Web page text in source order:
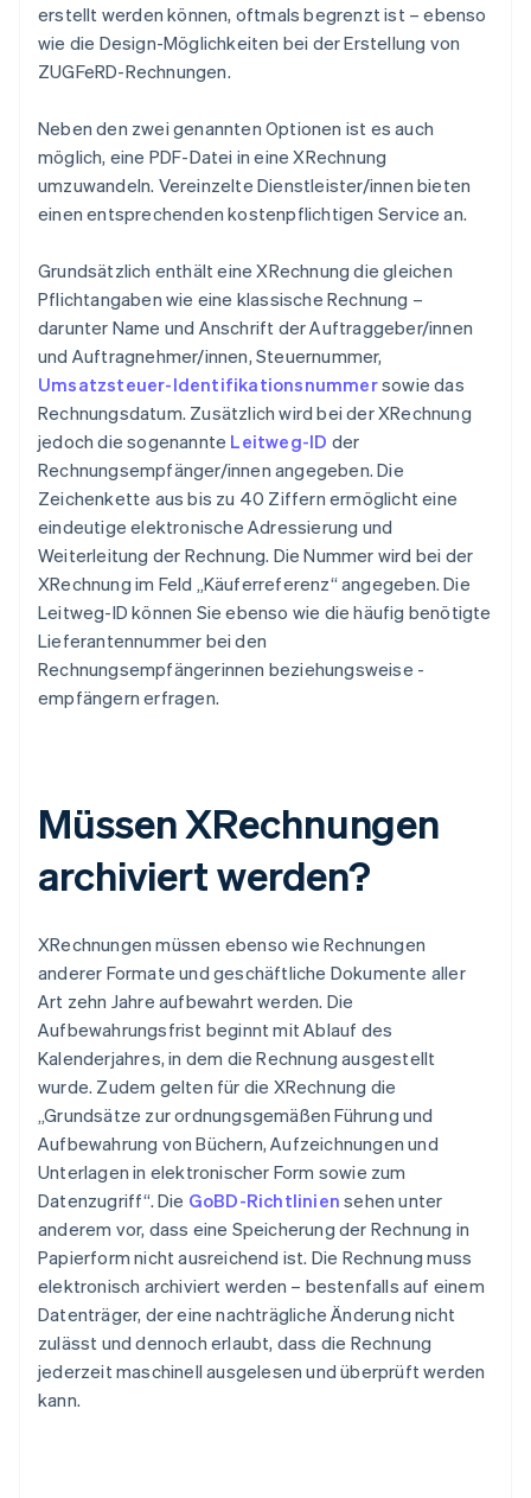
erstellt werden können, oftmals begrenzt ist – ebenso
wie die Design-Möglichkeiten bei der Erstellung von
ZUGFeRD-Rechnungen.
Neben den zwei genannten Optionen ist es auch
möglich, eine PDF-Datei in eine XRechnung
umzuwandeln. Vereinzelte Dienstleister/innen bieten
einen entsprechenden kostenpflichtigen Service an.
Grundsätzlich enthält eine XRechnung die gleichen
Pflichtangaben wie eine klassische Rechnung –
darunter Name und Anschrift der Auftraggeber/innen
und Auftragnehmer/innen, Steuernummer,
Umsatzsteuer-Identifikationsnummersowie das
Rechnungsdatum. Zusätzlich wird bei der XRechnung
jedoch die sogenannte Leitweg-ID der
Rechnungsempfänger/innen angegeben. Die
Zeichenkette aus bis zu 40 Ziffern ermöglicht eine
eindeutige elektronische Adressierung und
Weiterleitung der Rechnung. Die Nummer wird bei der
XRechnung im Feld „Käuferreferenz“ angegeben. Die
Leitweg-ID können Sie ebenso wie die häufig benötigte
Lieferantennummer bei den
Rechnungsempfängerinnen beziehungsweise -
empfängern erfragen.
Müssen XRechnungen
archiviert werden?
XRechnungen müssen ebenso wie Rechnungen
anderer Formate und geschäftliche Dokumente aller
Art zehn Jahre aufbewahrt werden. Die
Aufbewahrungsfrist beginnt mit Ablauf des
Kalenderjahres, in dem die Rechnung ausgestellt
wurde. Zudem gelten für die XRechnung die
„Grundsätze zur ordnungsgemäßen Führung und
Aufbewahrung von Büchern, Aufzeichnungen und
Unterlagen in elektronischer Form sowie zum
Datenzugriff“. Die GoBD-Richtlinien sehen unter
anderem vor, dass eine Speicherung der Rechnung in
Papierform nicht ausreichend ist. Die Rechnung muss
elektronisch archiviert werden – bestenfalls auf einem
Datenträger, der eine nachträgliche Änderung nicht
zulässt und dennoch erlaubt, dass die Rechnung
jederzeit maschinell ausgelesen und überprüft werden
kann.